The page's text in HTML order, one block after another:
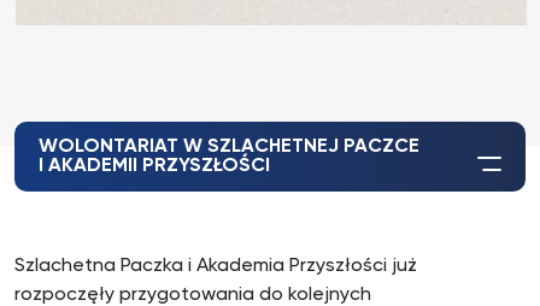
WOLONTARIAT W SZLACHETNEJ PACZCE
I AKADEMII PRZYSZŁOŚCI
Szlachetna Paczka i Akademia Przyszłości już
rozpoczęły przygotowania do kolejnych